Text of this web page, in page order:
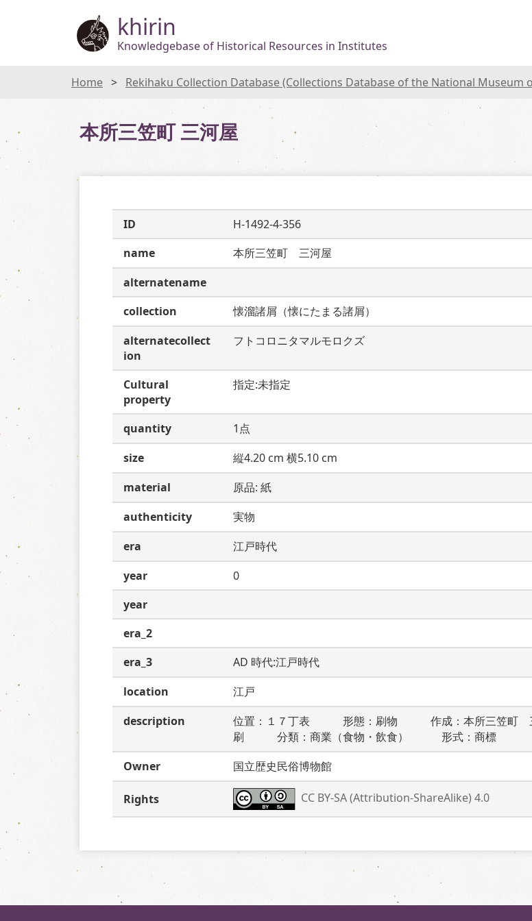
khirin
Knowledgebase of Historical Resources in Institutes
Home Rekihaku Collection Database (Collections Database of the National Museum
本所三笠町 三河屋
ID
H-1492-4-356
name
本所三笠町　三河屋
alternatename
collection
懐溜諸屑（懐にたまる諸屑）
alternatecollect
ion
フトコロニタマルモロクズ
Cultural
property
指定:未指定
quantity
1点
size
縦4.20 cm 横5.10 cm
material
原品: 紙
authenticity
実物
era
江戸時代
year
0
year
era_2
era_3
AD 時代:江戸時代
location
江戸
description
位置：１７丁表　　　形態：刷物　　　作成：本所三笠町
刷　　　分類：商業（食物・飲食）　　　形式：商標
Owner
国立歴史民俗博物館
Rights CC BY-SA (Attribution-ShareAlike) 4.0